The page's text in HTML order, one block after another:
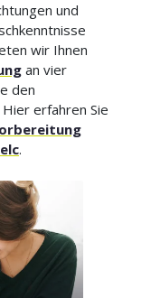
und
wir Ihnen
an vier
den
erfahren Sie
.